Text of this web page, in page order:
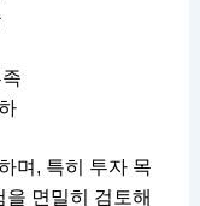
며, 특히 투자 목
면밀히 검토해